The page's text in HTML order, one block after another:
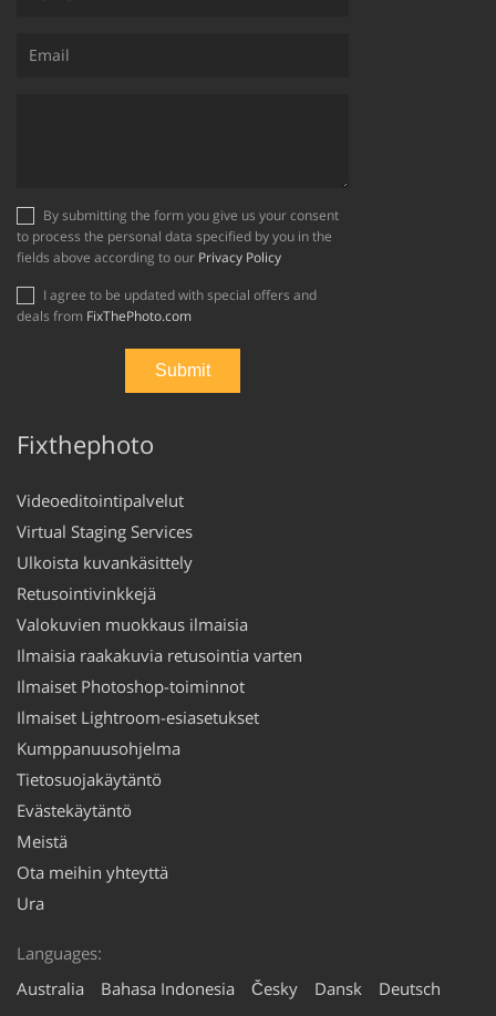
to process the personal data specified by you in the
fields above according to our Privacy Policy
deals from FixThePhoto.com
Fixthephoto
Videoeditointipalvelut
Virtual Staging Services
Ulkoista kuvankäsittely
Retusointivinkkejä
Valokuvien muokkaus ilmaisia
Ilmaisia raakakuvia retusointia varten
Ilmaiset Photoshop-toiminnot
Ilmaiset Lightroom-esiasetukset
Kumppanuusohjelma
Tietosuojakäytäntö
Evästekäytäntö
Meistä
Ota meihin yhteyttä
Ura
Languages:
Australia
Bahasa Indonesia Česky Dansk
Deutsch